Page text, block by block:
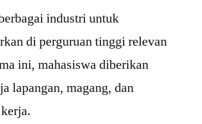
industri untuk
di perguruan tinggi relevan
ini, mahasiswa diberikan
lapangan, magang, dan